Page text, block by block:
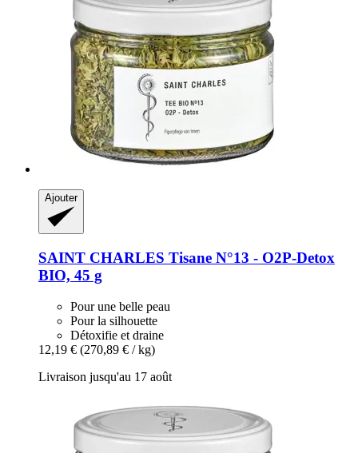
Ajouter
SAINT CHARLES Tisane N°13 -​ O2P-​Detox
BIO, 45 g
Pour une belle peau
Pour la silhouette
Détoxifie et draine
12,19 € (270,89 € / kg)
Livraison jusqu'au 17 août